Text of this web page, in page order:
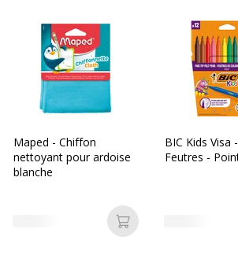
Maped - Chiffon
nettoyant pour ardoise
blanche
Ajouter au panier
BIC Kids Visa
Feutres -